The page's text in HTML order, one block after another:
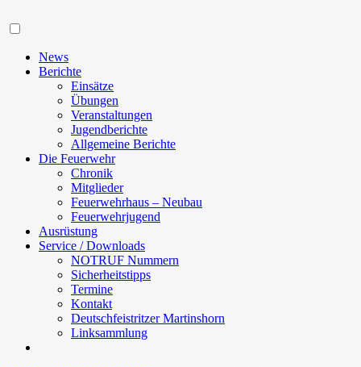
News
Berichte
Einsätze
Übungen
Veranstaltungen
Jugendberichte
Allgemeine Berichte
Die Feuerwehr
Chronik
Mitglieder
Feuerwehrhaus – Neubau
Feuerwehrjugend
Ausrüstung
Service / Downloads
NOTRUF Nummern
Sicherheitstipps
Termine
Kontakt
Deutschfeistritzer Martinshorn
Linksammlung